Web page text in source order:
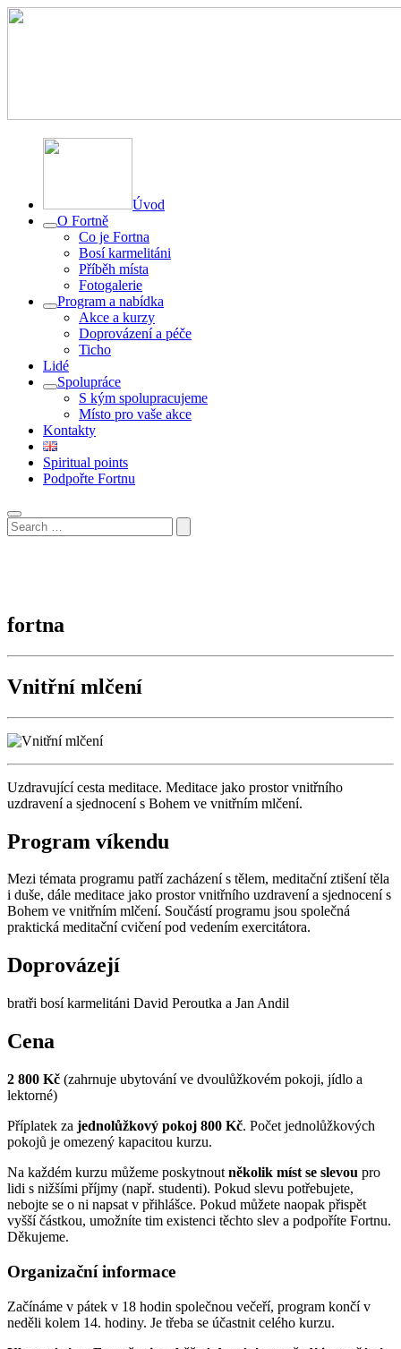
Úvod
O Fortně
Co je Fortna
Bosí karmelitáni
Příběh místa
Fotogalerie
Program a nabídka
Akce a kurzy
Doprovázení a péče
Ticho
Lidé
Spolupráce
S kým spolupracujeme
Místo pro vaše akce
Kontakty
Spiritual points
Podpořte Fortnu
fortna
Vnitřní mlčení
Uzdravující cesta meditace. Meditace jako prostor vnitřního
uzdravení a sjednocení s Bohem ve vnitřním mlčení.
Program víkendu
Mezi témata programu patří zacházení s tělem, meditační ztišení těla
i duše, dále meditace jako prostor vnitřního uzdravení a sjednocení s
Bohem ve vnitřním mlčení. Součástí programu jsou společná
praktická meditační cvičení pod vedením exercitátora.
Doprovázejí
bratři bosí karmelitáni David Peroutka a Jan Andil
Cena
2 800 Kč (zahrnuje ubytování ve dvoulůžkovém pokoji, jídlo a
lektorné)
Příplatek za jednolůžkový pokoj 800 Kč. Počet jednolůžkových
pokojů je omezený kapacitou kurzu.
Na každém kurzu můžeme poskytnout několik míst se slevou pro
lidi s nižšími příjmy (např. studenti). Pokud slevu potřebujete,
nebojte se o ni napsat v přihlášce. Pokud můžete naopak přispět
vyšší částkou, umožníte tim existenci těchto slev a podpoříte Fortnu.
Děkujeme.
Organizační informace
Začínáme v pátek v 18 hodin společnou večeří, program končí v
neděli kolem 14. hodiny. Je třeba se účastnit celého kurzu.